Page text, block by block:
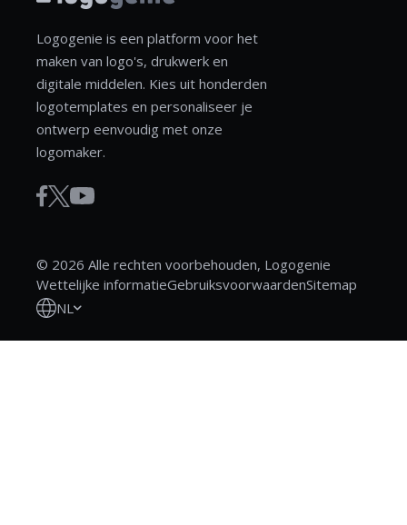
Logogenie is een platform voor het
maken van logo's, drukwerk en
digitale middelen. Kies uit honderden
logotemplates en personaliseer je
ontwerp eenvoudig met onze
logomaker.
© 2026 Alle rechten voorbehouden, Logogenie
Wettelijke informatieGebruiksvoorwaardenSitemap
NL